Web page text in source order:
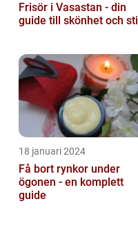
Frisör i Vasastan - din
guide till skönhet och stil
18 januari 2024
Få bort rynkor under
ögonen - en komplett
guide